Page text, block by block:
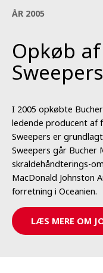
ÅR 2005
Opkøb
Sweepers
I 2005 opkøbte
ledende producent af
Sweepers er
Sweepers går Bucher
skraldehåndterings-
MacDonald Johnston
forretning i Oceanien.
LÆS MERE OM